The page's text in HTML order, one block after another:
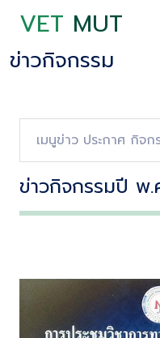
VET MUT
ข่าวกิจกรรม
เมนูข่าว ประกาศ กิจก
ข่าวกิจกรรมปี พ